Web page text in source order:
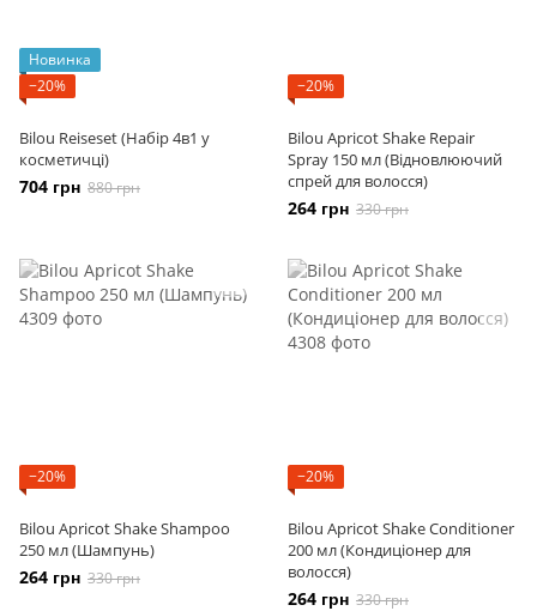
Новинка
−20%
Bilou Reiseset (Набір 4в1 у
косметичці)
704 грн 880 грн
−20%
Bilou Apricot Shake Repair
Spray 150 мл (Відновлюючий
спрей для волосся)
264 грн 330 грн
−20%
Bilou Apricot Shake Shampoo
250 мл (Шампунь)
264 грн 330 грн
−20%
Bilou Apricot Shake Conditioner
200 мл (Кондиціонер для
волосся)
264 грн 330 грн